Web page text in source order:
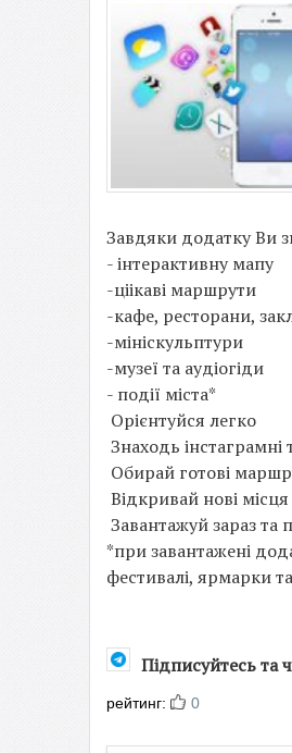
Завдяки додатку Ви
- інтерактивну мапу
-ціікаві маршрути
-кафе, ресторани,
-мініскульптури
-музеї та аудіогіди
- події міста*
Орієнтуйся легко
Знаходь інстаграмні
Обирай готові
Відкривай нові місця
Завантажуй зараз
*при завантажені
фестивалі, ярмарки
Підписуйтесь та
рейтинг: 0